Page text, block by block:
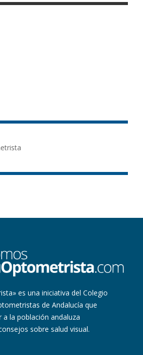
es una iniciativa del Colegio
de Andalucía que
a la población andaluza
sobre salud visual.